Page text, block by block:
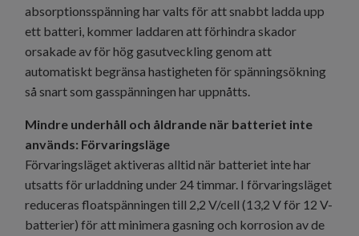
absorptionsspänning har valts för att snabbt ladda upp
ett batteri, kommer laddaren att förhindra skador
orsakade av för hög gasutveckling genom att
automatiskt begränsa hastigheten för spänningsökning
så snart som gasspänningen har uppnåtts.
Mindre underhåll och åldrande när batteriet inte
används: Förvaringsläge
Förvaringsläget aktiveras alltid när batteriet inte har
utsatts för urladdning under 24 timmar. I förvaringsläget
reduceras floatspänningen till 2,2 V/cell (13,2 V för 12 V-
batterier) för att minimera gasning och korrosion av de